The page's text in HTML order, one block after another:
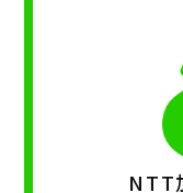
NTT